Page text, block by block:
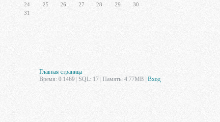
24
25 26 27 28 29
30
31
Главная страница
Время: 0.1469 | SQL: 17 | Память: 4.77MB Вход